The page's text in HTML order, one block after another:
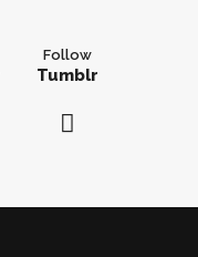
Follow
Tumblr